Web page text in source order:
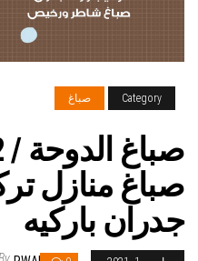
Category صباغ
صباغ منازل
جدران باركيه